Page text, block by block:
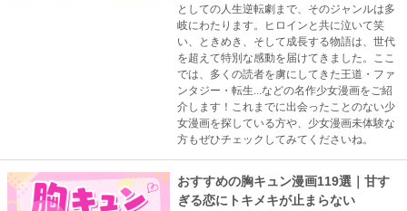
としての人生逆転劇まで、そのジャンルは多
岐にわたります。ヒロインと共に泣いて笑
い、ときめき、そして成長する物語は、世代
を超えて特別な感動を届けてきました。ここ
では、多くの読者を虜にしてきた王道・ファ
ンタジー・転生...などの名作少女漫画をご紹
介します！これまでに出会ったことのない少
女漫画を探している方や、少女漫画未体験な
方もぜひチェックしてみてくださいね。
おすすめの胸キュン漫画119選｜甘す
ぎる恋にトキメキが止まらない